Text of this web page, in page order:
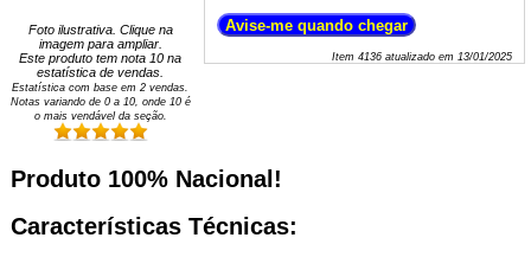
Foto ilustrativa. Clique na
imagem para ampliar.
Este produto tem nota 10 na
estatística de vendas.
Estatística com base em 2 vendas.
Notas variando de 0a 10, onde 10 é
o mais vendável da seção.
Item 4136atualizado em 13/01/2025
Produto 100% Nacional!
Características Técnicas: